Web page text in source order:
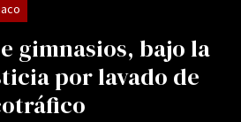
gimnasios, bajo la
por lavado de